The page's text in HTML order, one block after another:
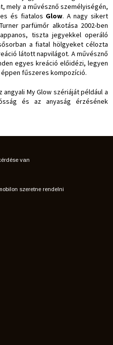
mely a művésznő személyiségén,
és fiatalos Glow. A nagy sikert
parfümőr alkotása 2002-ben
tiszta jegyekkel operáló
a fiatal hölgyeket célozta
látott napvilágot. A művésznő
egyes kreáció előidézi, legyen
fűszeres kompozíció.
My Glow szériáját például a
és az anyaság érzésének
van
szeretne rendelni